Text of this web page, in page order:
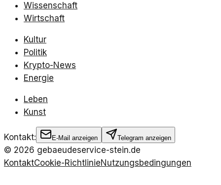
Wissenschaft
Wirtschaft
Kultur
Politik
Krypto-News
Energie
Leben
Kunst
Kontakt: E-Mail anzeigen Telegram anzeigen
© 2026 gebaeudeservice-stein.de
KontaktCookie-RichtlinieNutzungsbedingungen